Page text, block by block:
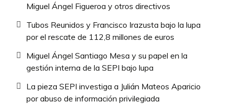
Miguel Ángel Figueroa y otros directivos
Tubos Reunidos y Francisco Irazusta bajo la lupa
por el rescate de 112,8 millones de euros
Miguel Ángel Santiago Mesa y su papel en la
gestión interna de la SEPI bajo lupa
La pieza SEPI investiga a Julián Mateos Aparicio
por abuso de información privilegiada